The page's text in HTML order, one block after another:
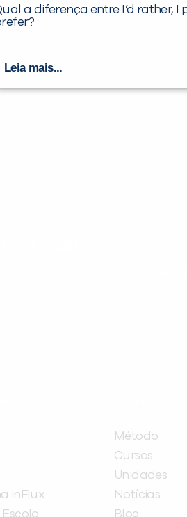
a diferença entre I’d rather, I
Leia mais...
inFlux
Escola
Método
Cursos
Unidades
Notícias
Blog